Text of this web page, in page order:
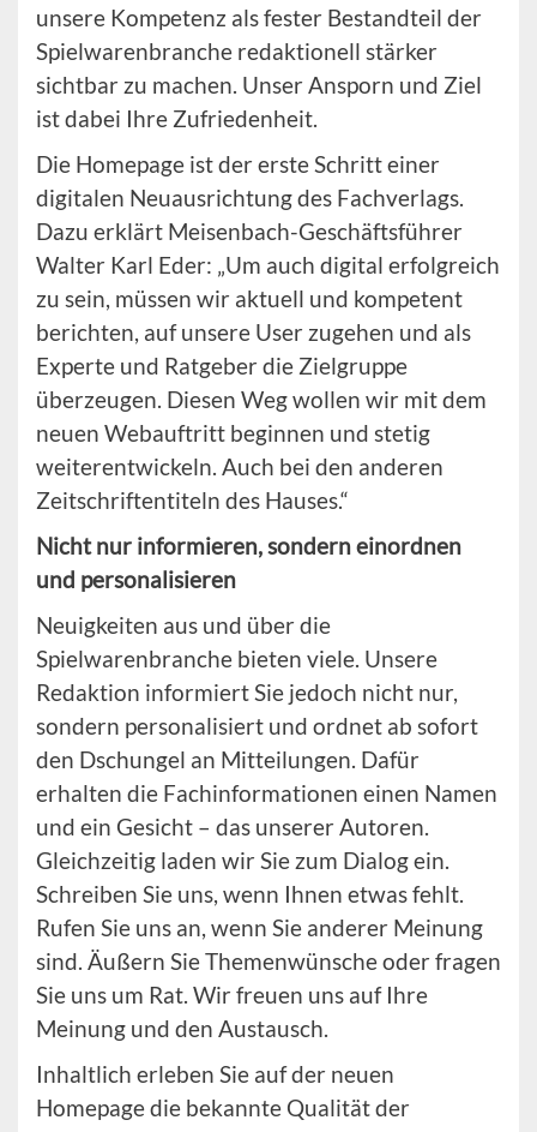
unsere Kompetenz als fester Bestandteil der
Spielwarenbranche redaktionell stärker
sichtbar zu machen. Unser Ansporn und Ziel
ist dabei Ihre Zufriedenheit.
Die Homepage ist der erste Schritt einer
digitalen Neuausrichtung des Fachverlags.
Dazu erklärt Meisenbach-Geschäftsführer
Walter Karl Eder: „Um auch digital erfolgreich
zu sein, müssen wir aktuell und kompetent
berichten, auf unsere User zugehen und als
Experte und Ratgeber die Zielgruppe
überzeugen. Diesen Weg wollen wir mit dem
neuen Webauftritt beginnen und stetig
weiterentwickeln. Auch bei den anderen
Zeitschriftentiteln des Hauses.“
Nicht nur informieren, sondern einordnen
und personalisieren
Neuigkeiten aus und über die
Spielwarenbranche bieten viele. Unsere
Redaktion informiert Sie jedoch nicht nur,
sondern personalisiert und ordnet ab sofort
den Dschungel an Mitteilungen. Dafür
erhalten die Fachinformationen einen Namen
und ein Gesicht – das unserer Autoren.
Gleichzeitig laden wir Sie zum Dialog ein.
Schreiben Sie uns, wenn Ihnen etwas fehlt.
Rufen Sie uns an, wenn Sie anderer Meinung
sind. Äußern Sie Themenwünsche oder fragen
Sie uns um Rat. Wir freuen uns auf Ihre
Meinung und den Austausch.
Inhaltlich erleben Sie auf der neuen
Homepage die bekannte Qualität der